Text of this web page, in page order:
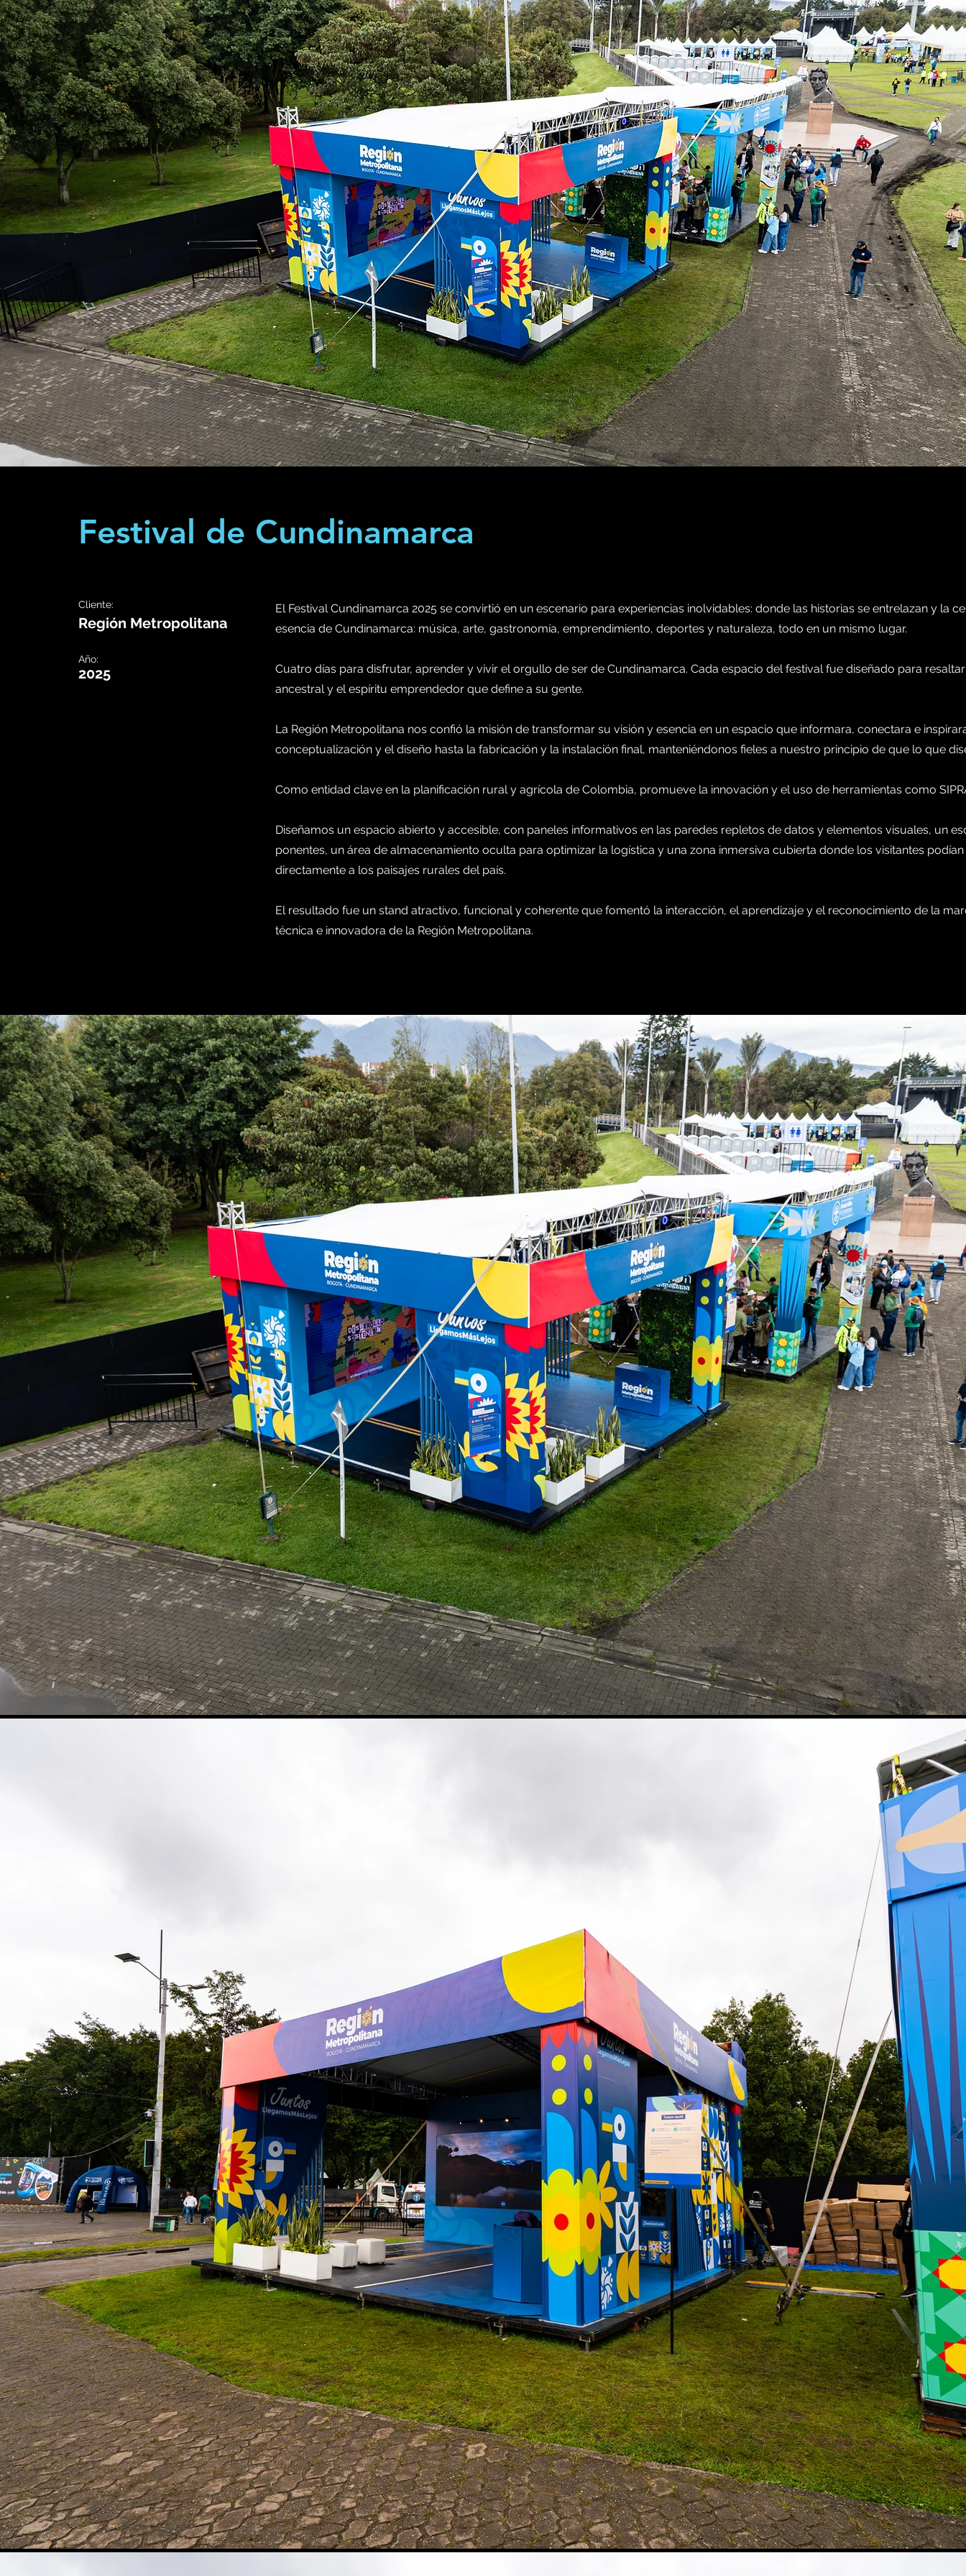
Festival de Cundinamarca
Cliente:
Región Metropolitana
Año:
2025
El Festival Cundinamarca 2025 se convirtió en un escenario para experiencias inolvidables: donde las historias se entrelazan y la
esencia de Cundinamarca: música, arte, gastronomía, emprendimiento, deportes y naturaleza, todo en un mismo lugar.
Cuatro días para disfrutar, aprender y vivir el orgullo de ser de Cundinamarca. Cada espacio del festival fue diseñado para
ancestral y el espíritu emprendedor que define a su gente.
La Región Metropolitana nos confió la misión de transformar su visión y esencia en un espacio que informara, conectara e
conceptualización y el diseño hasta la fabricación y la instalación final, manteniéndonos fieles a nuestro principio de que lo que
Como entidad clave en la planificación rural y agrícola de Colombia, promueve la innovación y el uso de herramientas como
Diseñamos un espacio abierto y accesible, con paneles informativos en las paredes repletos de datos y elementos visuales, un
ponentes, un área de almacenamiento oculta para optimizar la logística y una zona inmersiva cubierta donde los visitantes
directamente a los paisajes rurales del país.
El resultado fue un stand atractivo, funcional y coherente que fomentó la interacción, el aprendizaje y el reconocimiento de la
técnica e innovadora de la Región Metropolitana.